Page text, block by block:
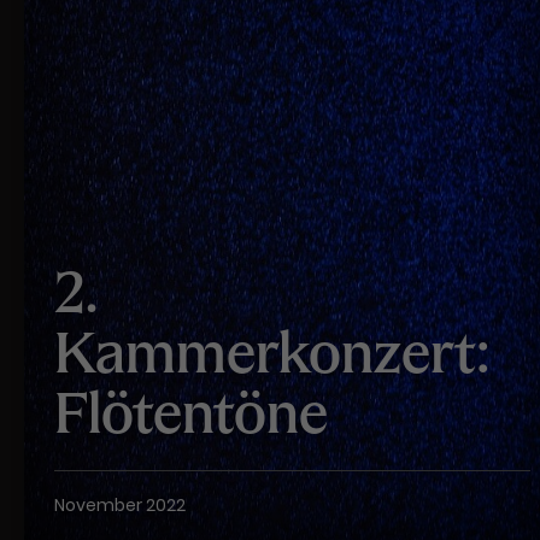
verschiedene Websites hinweg.
2.
Kammerkonzert:
Flötentöne
November 2022